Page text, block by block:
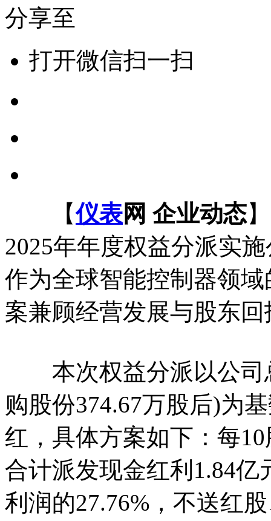
分享至
打开微信扫一扫
【仪表网 企业动态
2025年年度权益分派实
作为全球智能控制器领
案兼顾经营发展与股东
本次权益分派以公司
购股份374.67万股后)为
红，具体方案如下：每
合计派发现金红利1.84亿
利润的27.76%，不送红